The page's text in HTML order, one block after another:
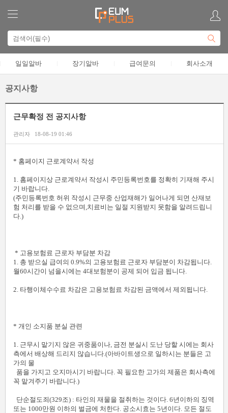
일일알바 장기알바 급여문의 회사소개
공지사항
근무확정 전 공지사항
관리자 18-08-19 01:46
본문
* 홈페이지 근로계약서 작성
1. 홈페이지상 근로계약서 작성시 주민등록번호를 정확히 기재해 주시
기 바랍니다.
(주민등록번호 허위 작성시 근무중 산업재해가 일어나게 되면 산재보
험 처리를 받을 수 없으며,치료비는 일절 지원받지 못함을 알려드립니
다.)
* 고용보험료 근로자 부담분 차감
1. 총 받으실 급여의 0.9%의 고용보험료 근로자 부담분이 차감됩니다.
월60시간이 넘을시에는 4대보험분이 공제 되어 입금 됩니다.
2. 타행이체수수료 차감은 고용보험료 차감된 금액에서 제외됩니다.
* 개인 소지품 분실 관련
1. 근무시 맡기지 않은 귀중품이나, 금전 분실시 도난 당할 시에는 회사
측에서 배상해 드리지 않습니다.(아바이트생으로 일하시는 분들은 고
가의 물
품을 가지고 오지마시기 바랍니다. 꼭 필요한 고가의 제품은 회사측에
꼭 맡겨주기 바랍니다.)
단순절도죄(329조) : 타인의 재물을 절취하는 것이다. 6년이하의 징역
또는 1000만원 이하의 벌금에 처한다. 공소시효는 5년이다. 모든 절도